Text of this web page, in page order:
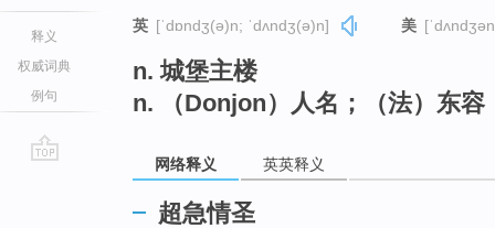
释义
权威词典
例句
英 [ˈdɒndʒ(ə)n; ˈdʌndʒ(ə)n] 美
n. 城堡主楼
n. （Donjon）人名；（法）东容
网络释义 英英释义
超急情圣